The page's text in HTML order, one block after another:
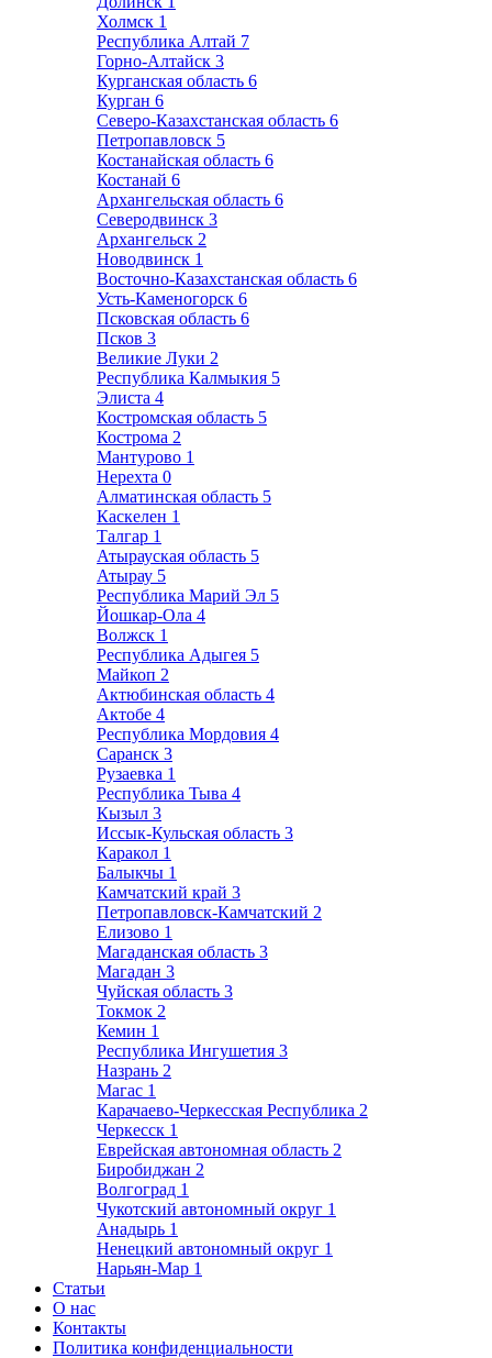
Холмск 1
Республика Алтай 7
Горно-Алтайск 3
Курганская область 6
Курган 6
Северо-Казахстанская область 6
Петропавловск 5
Костанайская область 6
Костанай 6
Архангельская область 6
Северодвинск 3
Архангельск 2
Новодвинск 1
Восточно-Казахстанская область 6
Усть-Каменогорск 6
Псковская область 6
Псков 3
Великие Луки 2
Республика Калмыкия 5
Элиста 4
Костромская область 5
Кострома 2
Мантурово 1
Нерехта 0
Алматинская область 5
Каскелен 1
Талгар 1
Атырауская область 5
Атырау 5
Республика Марий Эл 5
Йошкар-Ола 4
Волжск 1
Республика Адыгея 5
Майкоп 2
Актюбинская область 4
Актобе 4
Республика Мордовия 4
Саранск 3
Рузаевка 1
Республика Тыва 4
Кызыл 3
Иссык-Кульская область 3
Каракол 1
Балыкчы 1
Камчатский край 3
Петропавловск-Камчатский 2
Елизово 1
Магаданская область 3
Магадан 3
Чуйская область 3
Токмок 2
Кемин 1
Республика Ингушетия 3
Назрань 2
Магас 1
Карачаево-Черкесская Республика 2
Черкесск 1
Еврейская автономная область 2
Биробиджан 2
Волгоград 1
Чукотский автономный округ 1
Анадырь 1
Ненецкий автономный округ 1
Нарьян-Мар 1
Статьи
О нас
Контакты
Политика конфиденциальности